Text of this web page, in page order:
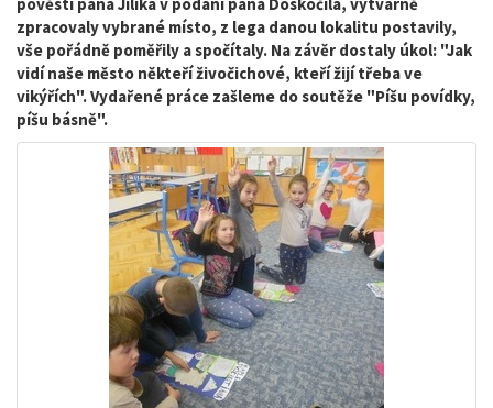
zpracovaly vybrané místo, z lega danou lokalitu postavily,
vše pořádně poměřily a spočítaly. Na závěr dostaly úkol: "Jak
vidí naše město někteří živočichové, kteří žijí třeba ve
vikýřích". Vydařené práce zašleme do soutěže "Píšu povídky,
píšu básně".